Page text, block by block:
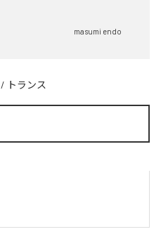
masumi endo
/ トランス